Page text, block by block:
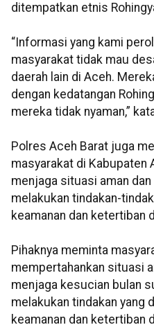
ditempatkan etnis
“Informasi yang kami
masyarakat tidak mau
daerah lain di Aceh.
dengan kedatangan
mereka tidak nyaman,”
Polres Aceh Barat juga
masyarakat di Kabupaten
menjaga situasi aman
melakukan tindakan-
keamanan dan ketertiban
Pihaknya meminta
mempertahankan situasi
menjaga kesucian bulan
melakukan tindakan yang
keamanan dan ketertiban